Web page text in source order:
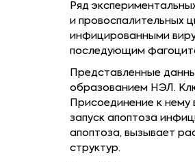
Ряд
и провоспалительных
инфицированными
последующим
Представленные
образованием НЭЛ.
Присоединение к
запуск апоптоза
апоптоза, вызывает
структур.